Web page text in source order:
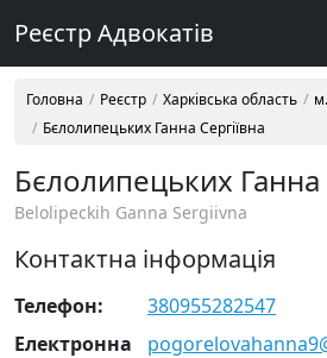
Реєстр Адвокатів
Головна Реєстр Харківська область
Бєлолипецьких Ганна Сергіївна
Бєлолипецьких Ганна
Belolipeckih Ganna Sergiivna
Контактна інформація
Телефон:
380955282547
Електронна